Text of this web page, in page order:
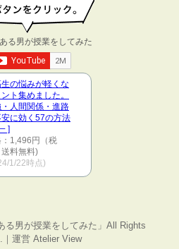
の悩みが軽くな
ト集めました。
人間関係・進路
に効く57の方法
]
1,496円（税
料無料)
1/22時点)
る男が授業をしてみた」All Rights
｜運営 Atelier View